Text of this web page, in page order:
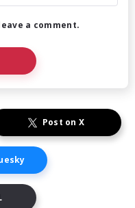
a comment.
Post on X